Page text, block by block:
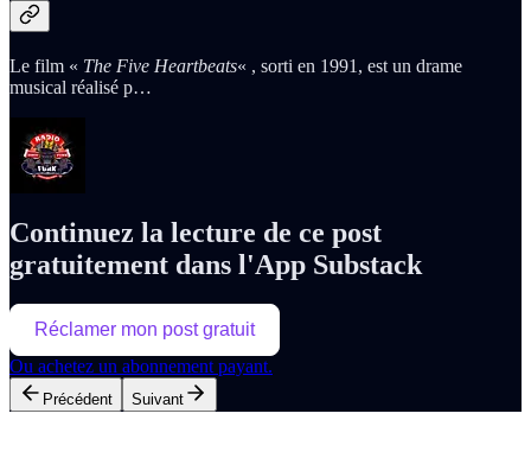
Le film « The Five Heartbeats« , sorti en 1991, est un drame
musical réalisé p…
Continuez la lecture de ce post
gratuitement dans l'App Substack
Réclamer mon post gratuit
Ou achetez un abonnement payant.
Précédent Suivant